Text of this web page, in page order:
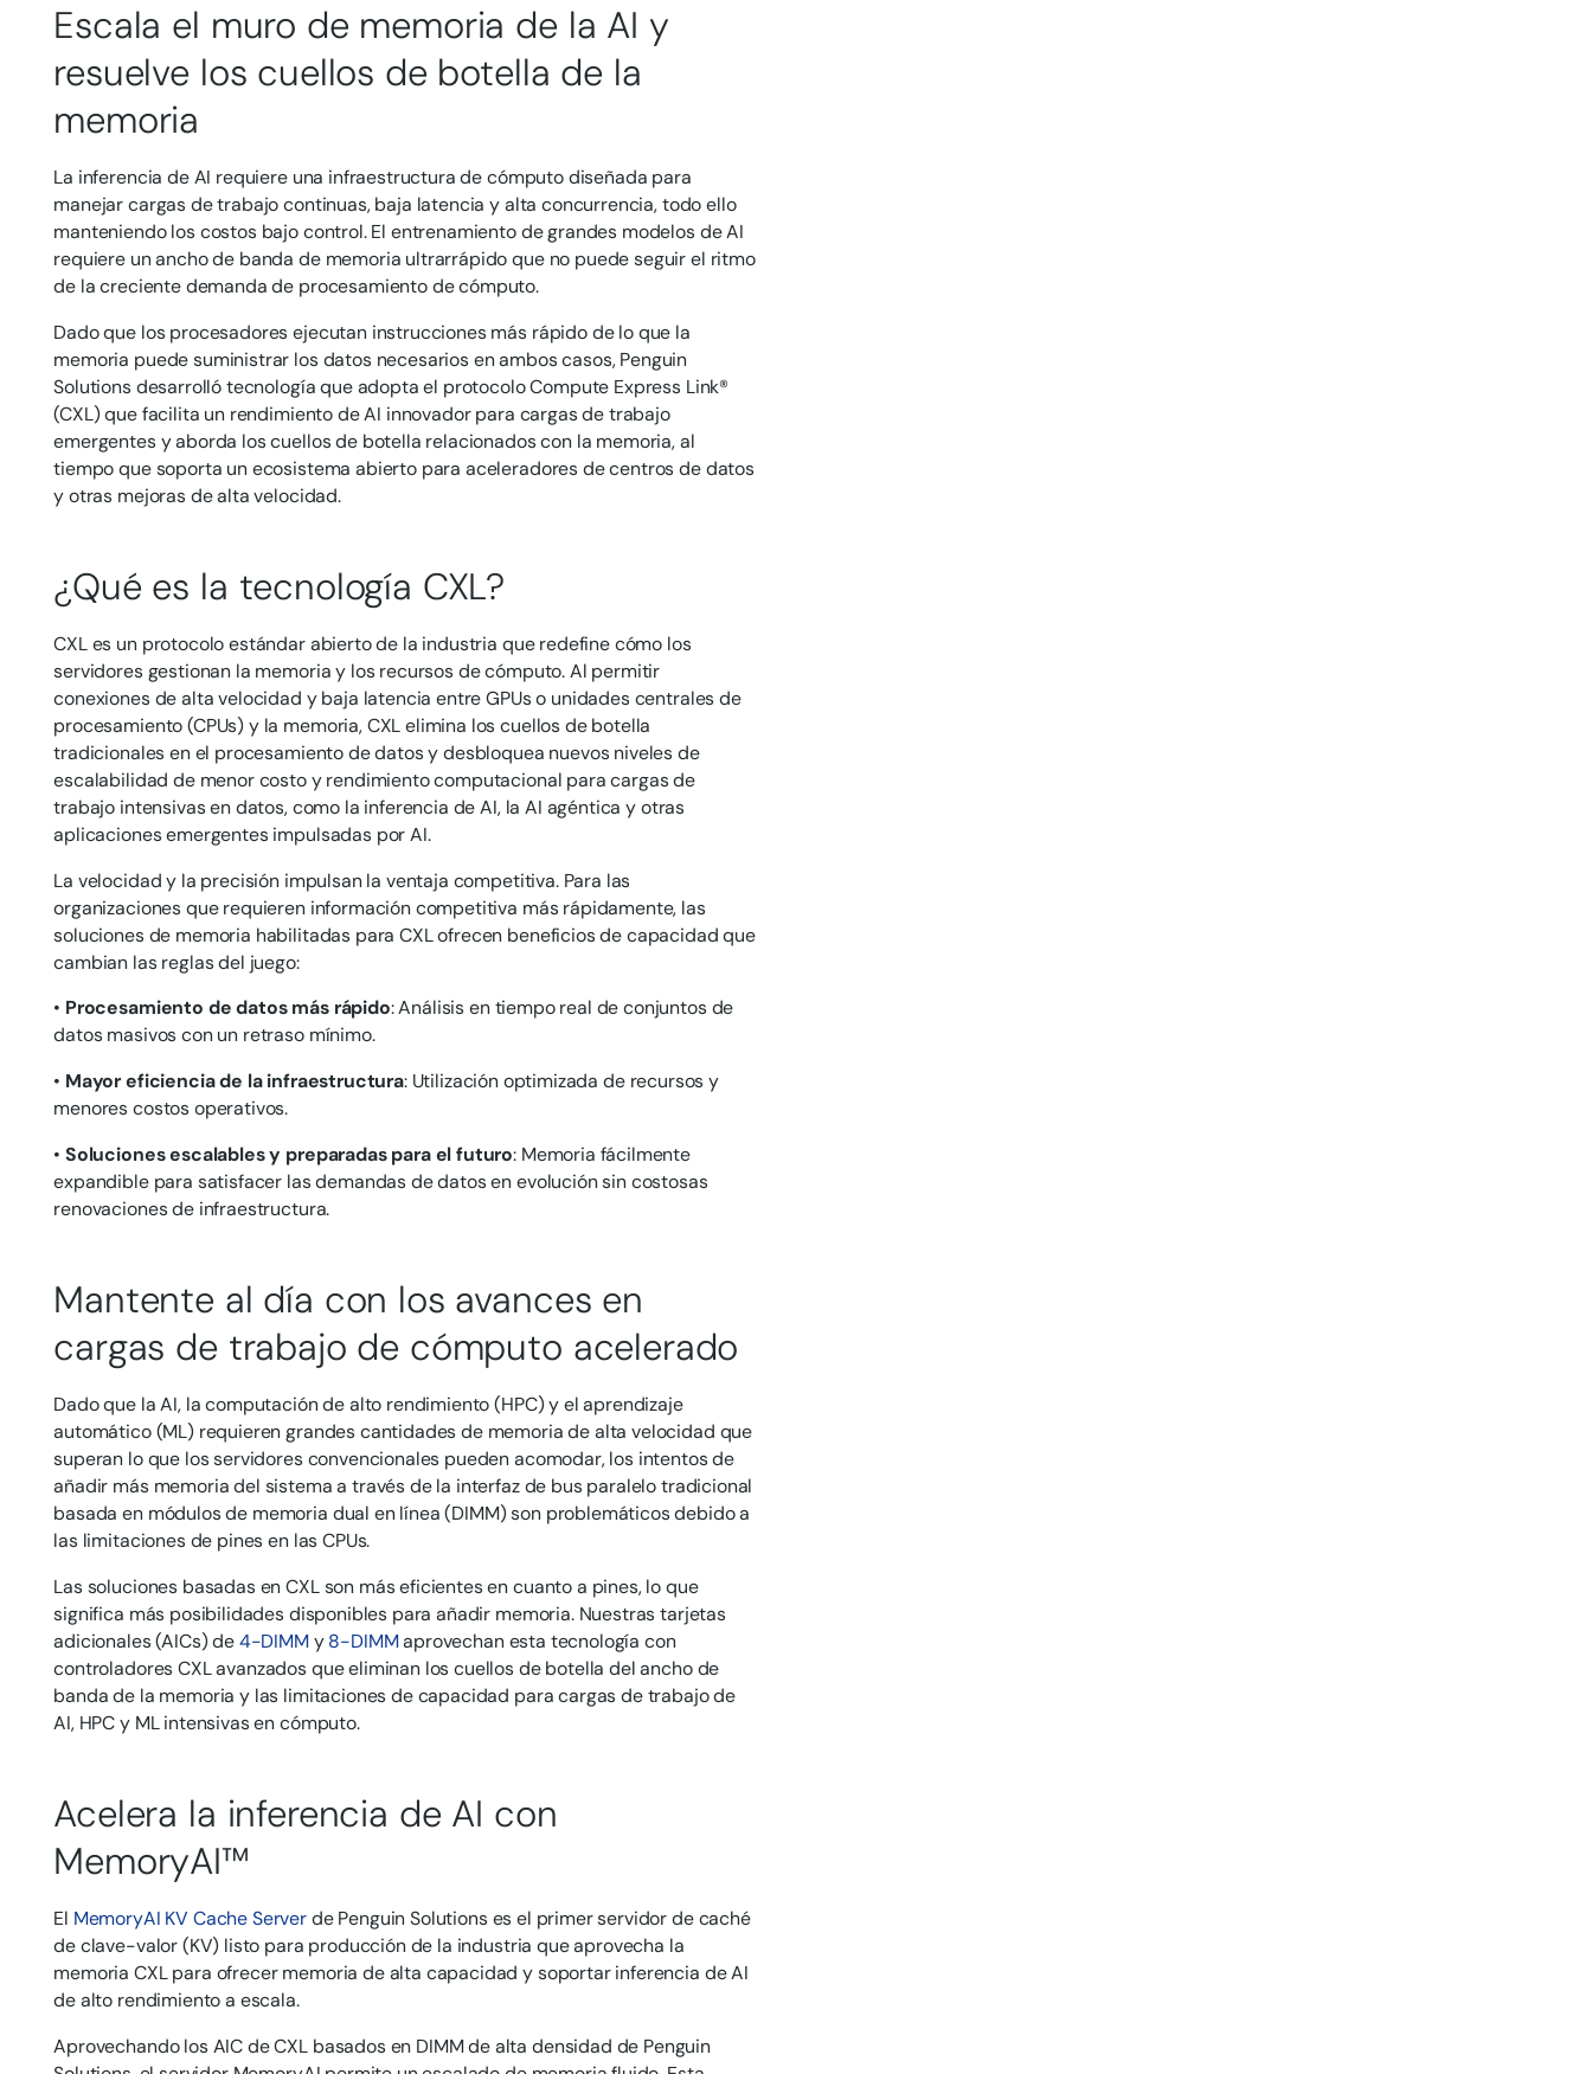
Escala el muro de memoria de la AI y
resuelve los cuellos de botella de la
memoria
La inferencia de AI requiere una infraestructura de cómputo diseñada para
manejar cargas de trabajo continuas, baja latencia y alta concurrencia, todo ello
manteniendo los costos bajo control. El entrenamiento de grandes modelos de AI
requiere un ancho de banda de memoria ultrarrápido que no puede seguir el ritmo
de la creciente demanda de procesamiento de cómputo.
Dado que los procesadores ejecutan instrucciones más rápido de lo que la
memoria puede suministrar los datos necesarios en ambos casos, Penguin
Solutions desarrolló tecnología que adopta el protocolo Compute Express Link®
(CXL) que facilita un rendimiento de AI innovador para cargas de trabajo
emergentes y aborda los cuellos de botella relacionados con la memoria, al
tiempo que soporta un ecosistema abierto para aceleradores de centros de datos
y otras mejoras de alta velocidad.
¿Qué es la tecnología CXL?
CXL es un protocolo estándar abierto de la industria que redefine cómo los
servidores gestionan la memoria y los recursos de cómputo. Al permitir
conexiones de alta velocidad y baja latencia entre GPUs o unidades centrales de
procesamiento (CPUs) y la memoria, CXL elimina los cuellos de botella
tradicionales en el procesamiento de datos y desbloquea nuevos niveles de
escalabilidad de menor costo y rendimiento computacional para cargas de
trabajo intensivas en datos, como la inferencia de AI, la AI agéntica y otras
aplicaciones emergentes impulsadas por AI.
La velocidad y la precisión impulsan la ventaja competitiva. Para las
organizaciones que requieren información competitiva más rápidamente, las
soluciones de memoria habilitadas para CXL ofrecen beneficios de capacidad que
cambian las reglas del juego:
• Procesamiento de datos más rápido: Análisis en tiempo real de conjuntos de
datos masivos con un retraso mínimo.
• Mayor eficiencia de la infraestructura: Utilización optimizada de recursos y
menores costos operativos.
• Soluciones escalables y preparadas para el futuro: Memoria fácilmente
expandible para satisfacer las demandas de datos en evolución sin costosas
renovaciones de infraestructura.
Mantente al día con los avances en
cargas de trabajo de cómputo acelerado
Dado que la AI, la computación de alto rendimiento (HPC) y el aprendizaje
automático (ML) requieren grandes cantidades de memoria de alta velocidad que
superan lo que los servidores convencionales pueden acomodar, los intentos de
añadir más memoria del sistema a través de la interfaz de bus paralelo tradicional
basada en módulos de memoria dual en línea (DIMM) son problemáticos debido a
las limitaciones de pines en las CPUs.
Las soluciones basadas en CXL son más eficientes en cuanto a pines, lo que
significa más posibilidades disponibles para añadir memoria. Nuestras tarjetas
adicionales (AICs) de4-DIMMy8-DIMMaprovechan esta tecnología con
controladores CXL avanzados que eliminan los cuellos de botella del ancho de
banda de la memoria y las limitaciones de capacidad para cargas de trabajo de
AI, HPC y ML intensivas en cómputo.
Acelera la inferencia de AI con
MemoryAI™
El MemoryAI KV Cache Serverde Penguin Solutions es el primer servidor de caché
de clave-valor (KV) listo para producción de la industria que aprovecha la
memoria CXL para ofrecer memoria de alta capacidad y soportar inferencia de AI
de alto rendimiento a escala.
Aprovechando los AIC de CXL basados en DIMM de alta densidad de Penguin